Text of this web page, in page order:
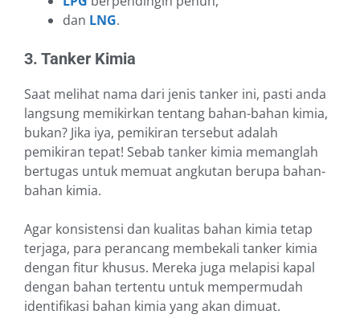
dan LNG.
3. Tanker Kimia
Saat melihat nama dari jenis tanker ini, pasti anda
langsung memikirkan tentang bahan-bahan kimia,
bukan? Jika iya, pemikiran tersebut adalah
pemikiran tepat! Sebab tanker kimia memanglah
bertugas untuk memuat angkutan berupa bahan-
bahan kimia.
Agar konsistensi dan kualitas bahan kimia tetap
terjaga, para perancang membekali tanker kimia
dengan fitur khusus. Mereka juga melapisi kapal
dengan bahan tertentu untuk mempermudah
identifikasi bahan kimia yang akan dimuat.